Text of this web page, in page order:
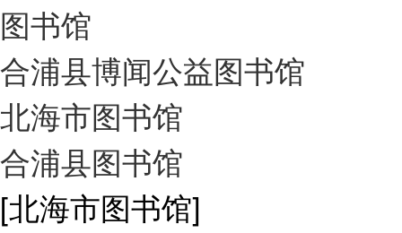
图书馆
合浦县博闻公益图书馆
北海市图书馆
合浦县图书馆
[北海市图书馆]